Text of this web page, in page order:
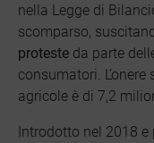
nella Legge di
scomparso,
proteste da parte
consumatori.
agricole è di 7,2
Introdotto nel 2018